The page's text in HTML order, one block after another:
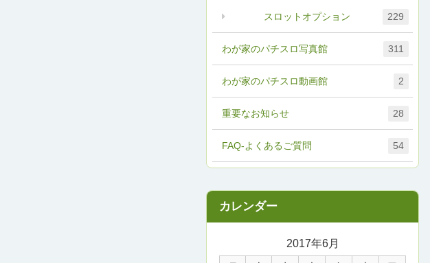
FAQ-よくあるご質問 54
わが家のパチスロ写真館 311
わが家のパチスロ動画館 2
スロットオプション 229
重要なお知らせ 28
2017年6月